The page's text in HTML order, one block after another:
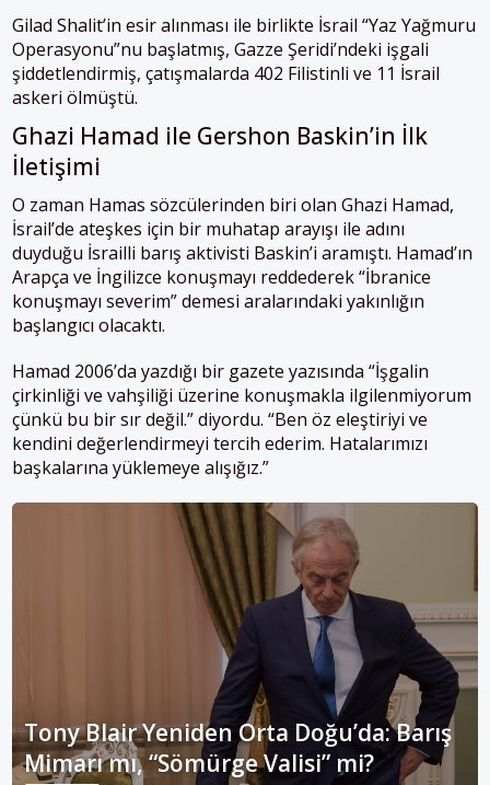
Gilad Shalit’in esir alınması ile birlikte İsrail “Yaz Yağmuru
Operasyonu”nu başlatmış, Gazze Şeridi’ndeki işgali
şiddetlendirmiş, çatışmalarda 402 Filistinli ve 11 İsrail
askeri ölmüştü.
Ghazi Hamad ile Gershon Baskin’in İlk
İletişimi
O zaman Hamas sözcülerinden biri olan Ghazi Hamad,
İsrail’de ateşkes için bir muhatap arayışı ile adını
duyduğu İsrailli barış aktivisti Baskin’i aramıştı. Hamad’ın
Arapça ve İngilizce konuşmayı reddederek “İbranice
konuşmayı severim” demesi aralarındaki yakınlığın
başlangıcı olacaktı.
Hamad 2006’da yazdığı bir gazete yazısında “İşgalin
çirkinliği ve vahşiliği üzerine konuşmakla ilgilenmiyorum
çünkü bu bir sır değil.” diyordu. “Ben öz eleştiriyi ve
kendini değerlendirmeyi tercih ederim. Hatalarımızı
başkalarına yüklemeye alışığız.”
Tony Blair Yeniden Orta Doğu’da: Barış
Mimarı mı, “Sömürge Valisi” mi?